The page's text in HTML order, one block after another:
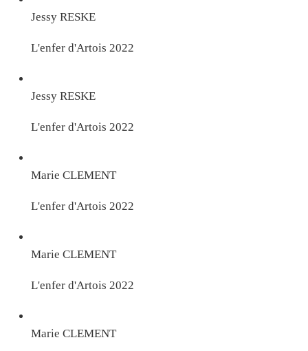
Jessy RESKE
L'enfer d'Artois 2022
Jessy RESKE
L'enfer d'Artois 2022
Marie CLEMENT
L'enfer d'Artois 2022
Marie CLEMENT
L'enfer d'Artois 2022
Marie CLEMENT